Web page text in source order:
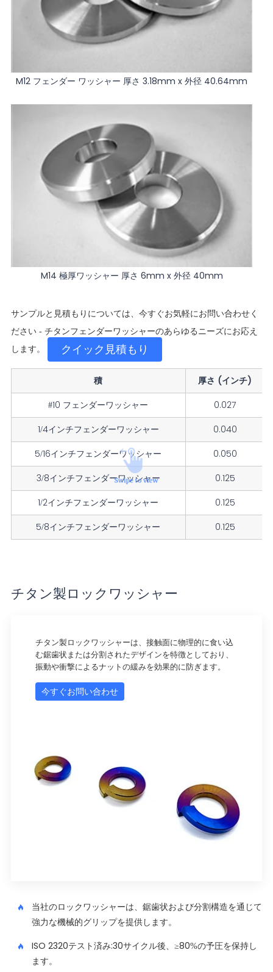
M12 フェンダー ワッシャー 厚さ 3.18mm x 外径 40.64mm
M14 極厚ワッシャー 厚さ 6mm x 外径 40mm
サンプルと見積もりについては、今すぐお気軽にお問い合わせく
ださい - チタンフェンダーワッシャーのあらゆるニーズにお応え
します。
クイック見積もり
積
厚さ (インチ)
#10 フェンダーワッシャー
0.027
1/4インチフェンダーワッシャー
0.040
5/16インチフェンダーワッシャー
0.050
3/8インチフェンダーワッシャー
0.125
1/2インチフェンダーワッシャー
0.125
5/8インチフェンダーワッシャー
0.125
チタン製ロックワッシャー
チタン製ロックワッシャーは、接触面に物理的に食い込
む鋸歯状または分割されたデザインを特徴としており、
振動や衝撃によるナットの緩みを効果的に防ぎます。
今すぐお問い合わせ
当社のロックワッシャーは、鋸歯状および分割構造を通じて
強力な機械的グリップを提供します。
ISO 2320テスト済み:30サイクル後、≥80%の予圧を保持し
ます。